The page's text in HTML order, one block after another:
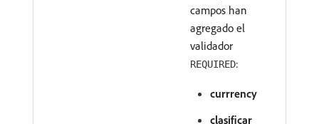
campos han
agregado el
validador
REQUIRED:
currrency
clasificar